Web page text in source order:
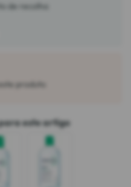
de recolha
produto
este artigo